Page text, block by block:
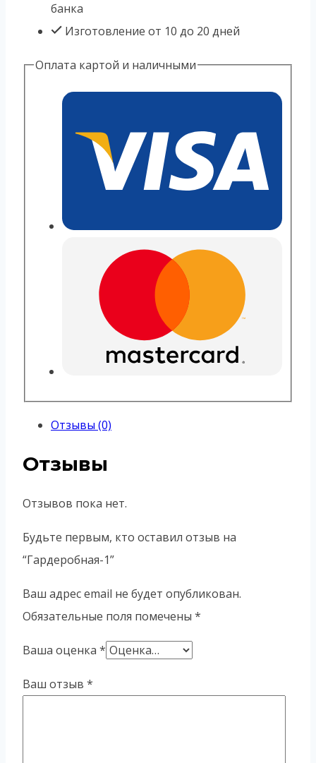
банка
Изготовление от 10 до 20 дней
Оплата картой и наличными
Отзывы (0)
Отзывы
Отзывов пока нет.
Будьте первым, кто оставил отзыв на
“Гардеробная-1”
Ваш адрес email не будет опубликован.
Обязательные поля помечены *
Ваша оценка *
Ваш отзыв *